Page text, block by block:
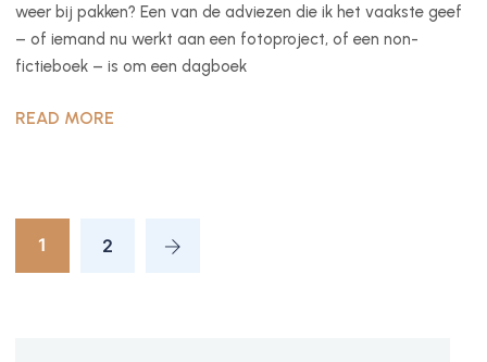
weer bij pakken? Een van de adviezen die ik het vaakste geef
– of iemand nu werkt aan een fotoproject, of een non-
fictieboek – is om een dagboek
READ MORE
1 2